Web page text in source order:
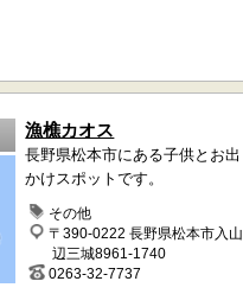
漁樵カオス
長野県松本市にある子供とお出
かけスポットです。
その他
〒390-0222 長野県松本市入山
辺三城8961-1740
0263-32-7737